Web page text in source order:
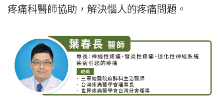
疼痛科醫師協助，解決惱人的疼痛問題。